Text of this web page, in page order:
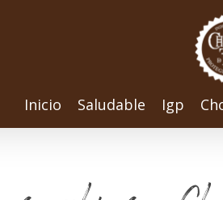
Inicio Saludable Igp